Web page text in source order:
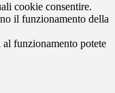
cookie consentire.
il funzionamento della
al funzionamento potete